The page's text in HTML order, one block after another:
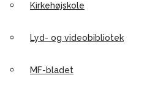
Kirkehøjskole
Lyd- og videobibliotek
MF-bladet